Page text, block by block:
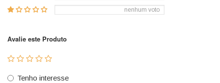
nenhum voto
Avalie este Produto
Tenho interesse